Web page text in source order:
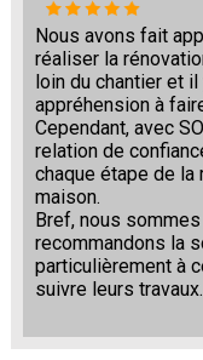
Nous avons fait
réaliser la
loin du chantier et
appréhension à
Cependant, avec
relation de
chaque étape de
maison.
Bref, nous
recommandons la
particulièrement à
suivre leurs travaux.